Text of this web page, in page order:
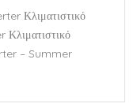
Κλιματιστικό
– Summer